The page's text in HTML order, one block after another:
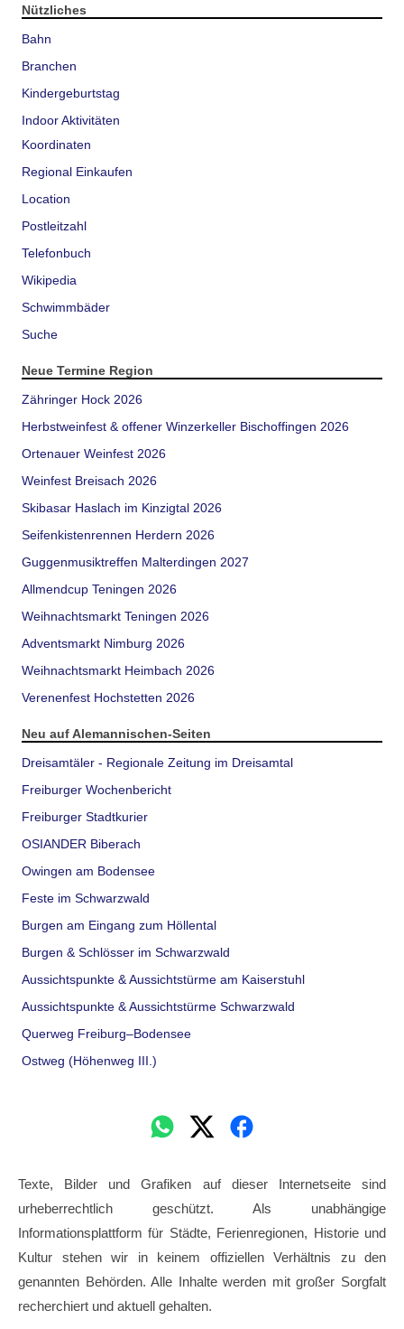
Nützliches
Bahn
Branchen
Kindergeburtstag
Indoor Aktivitäten
Koordinaten
Regional Einkaufen
Location
Postleitzahl
Telefonbuch
Wikipedia
Schwimmbäder
Suche
Neue Termine Region
Zähringer Hock 2026
Herbstweinfest & offener Winzerkeller Bischoffingen 2026
Ortenauer Weinfest 2026
Weinfest Breisach 2026
Skibasar Haslach im Kinzigtal 2026
Seifenkistenrennen Herdern 2026
Guggenmusiktreffen Malterdingen 2027
Allmendcup Teningen 2026
Weihnachtsmarkt Teningen 2026
Adventsmarkt Nimburg 2026
Weihnachtsmarkt Heimbach 2026
Verenenfest Hochstetten 2026
Neu auf Alemannischen-Seiten
Dreisamtäler - Regionale Zeitung im Dreisamtal
Freiburger Wochenbericht
Freiburger Stadtkurier
OSIANDER Biberach
Owingen am Bodensee
Feste im Schwarzwald
Burgen am Eingang zum Höllental
Burgen & Schlösser im Schwarzwald
Aussichtspunkte & Aussichtstürme am Kaiserstuhl
Aussichtspunkte & Aussichtstürme Schwarzwald
Querweg Freiburg–Bodensee
Ostweg (Höhenweg III.)
Texte, Bilder und Grafiken auf dieser Internetseite sind
urheberrechtlich geschützt. Als unabhängige
Informationsplattform für Städte, Ferienregionen, Historie und
Kultur stehen wir in keinem offiziellen Verhältnis zu den
genannten Behörden. Alle Inhalte werden mit großer Sorgfalt
recherchiert und aktuell gehalten.